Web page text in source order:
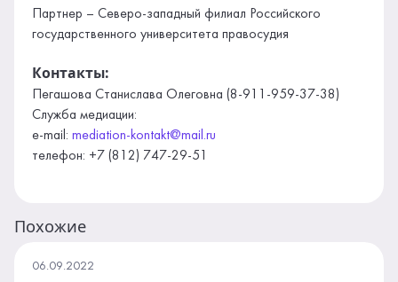
Партнер – Северо-западный филиал Российского
государственного университета правосудия
Контакты:
Пегашова Станислава Олеговна (8-911-959-37-38)
Служба медиации:
e-mail:mediation-kontakt@mail.ru
телефон: +7 (812) 747-29-51
Похожие
06.09.2022